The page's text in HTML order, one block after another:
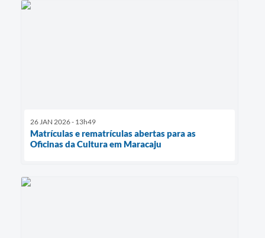
26 JAN 2026 - 13h49
Matrículas e rematrículas abertas para as
Oficinas da Cultura em Maracaju